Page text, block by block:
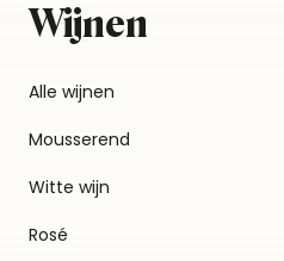
Wijnen
Alle wijnen
Mousserend
Witte wijn
Rosé